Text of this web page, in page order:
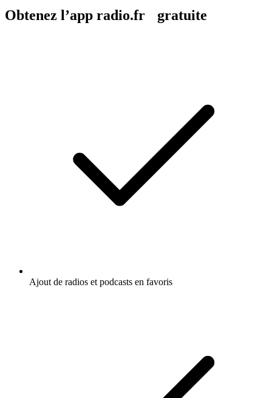
Obtenez l’app radio.fr gratuite
Ajout de radios et podcasts en favoris